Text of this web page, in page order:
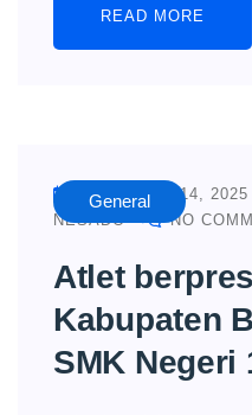
READ MORE
General
NOVEMBER 14, 2025
NESADO
NO
Atlet
Kabupaten
SMK Negeri